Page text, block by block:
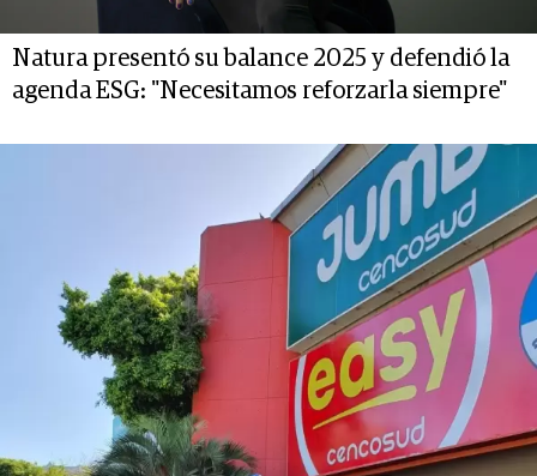
Natura presentó su balance 2025 y defendió la
agenda ESG: "Necesitamos reforzarla siempre"